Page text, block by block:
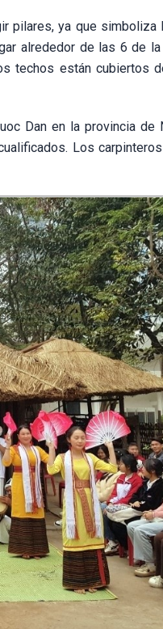
pilares, ya que simboliza
alrededor de las 6 de la
techos están cubiertos
Dan en la provincia de
Los